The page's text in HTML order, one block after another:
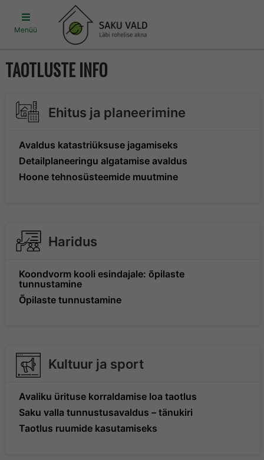
Menüü
TAOTLUSTE INFO
Ehitus ja planeerimine
Avaldus katastriüksuse jagamiseks
Detailplaneeringu algatamise avaldus
Hoone tehnosüsteemide muutmine
Haridus
Koondvorm kooli esindajale: õpilaste
tunnustamine
Õpilaste tunnustamine
Kultuur ja sport
Avaliku ürituse korraldamise loa taotlus
Saku valla tunnustusavaldus – tänukiri
Taotlus ruumide kasutamiseks